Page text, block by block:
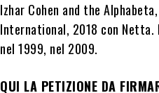
Izhar Cohen and the
International, 2018 con Netta.
nel 1999, nel 2009.
QUI LA PETIZIONE DA